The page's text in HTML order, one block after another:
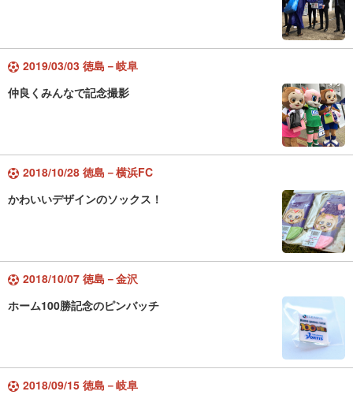
2019/03/03 徳島－岐阜
仲良くみんなで記念撮影
2018/10/28 徳島－横浜FC
かわいいデザインのソックス！
2018/10/07 徳島－金沢
ホーム100勝記念のピンバッチ
2018/09/15 徳島－岐阜